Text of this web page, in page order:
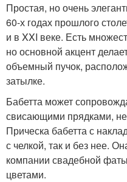
Простая, но очень
60-х годах прошлого
и в XXI веке. Есть
но основной акцент
объемный пучок,
затылке.
Бабетта может
свисающими прядками,
Прическа бабетта с
с челкой, так и без нее.
компании свадебной
цветами.